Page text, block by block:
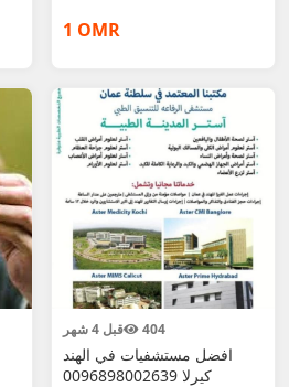
1 OMR
قبل 4 شهر 404
افضل مستشفيات في الهند
كيرلا 0096898002639